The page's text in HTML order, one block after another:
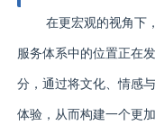
在更宏观的视角下
服务体系中的位置正在
分，通过将文化、情感
体验，从而构建一个更